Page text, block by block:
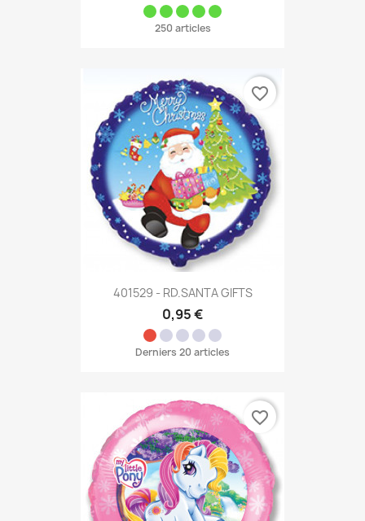
250 articles
401529 - RD.SANTA GIFTS
0,95 €
Derniers 20 articles
favorite_border
favorite_border